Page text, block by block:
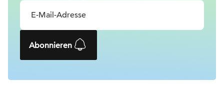
Abonnieren